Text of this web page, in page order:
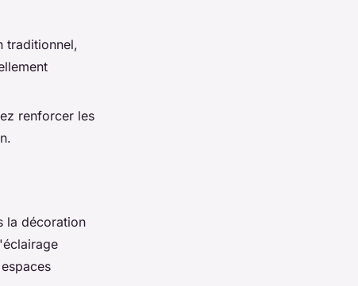
traditionnel,
renforcer les
la décoration